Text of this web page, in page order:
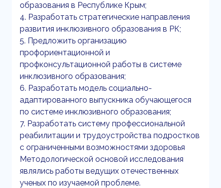
образования в Республике Крым;
4. Разработать стратегические направления
развития инклюзивного образования в РК;
5. Предложить организацию
профориентационной и
профконсультационной работы в системе
инклюзивного образования;
6. Разработать модель социально-
адаптированного выпускника обучающегося
по системе инклюзивного образования;
7. Разработать систему профессиональной
реабилитации и трудоустройства подростков
с ограниченными возможностями здоровья
Методологической основой исследования
являлись работы ведущих отечественных
ученых по изучаемой проблеме.